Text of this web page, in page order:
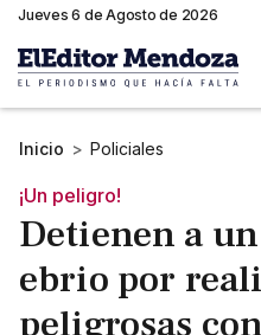
Jueves 6 de Agosto de 2026
Inicio > Policiales
¡Un peligro!
Detienen a
ebrio por
peligrosas